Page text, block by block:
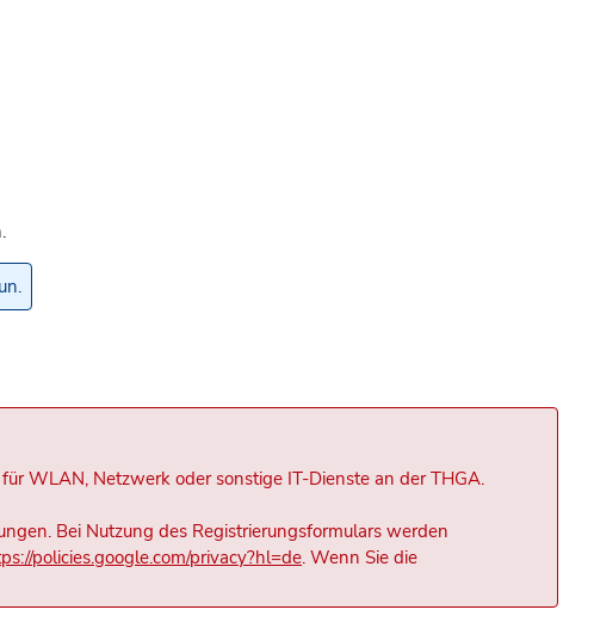
WLAN, Netzwerk oder sonstige IT-Dienste an der THGA.
Bei Nutzung des Registrierungsformulars werden
policies.google.com/privacy?hl=de. Wenn Sie die